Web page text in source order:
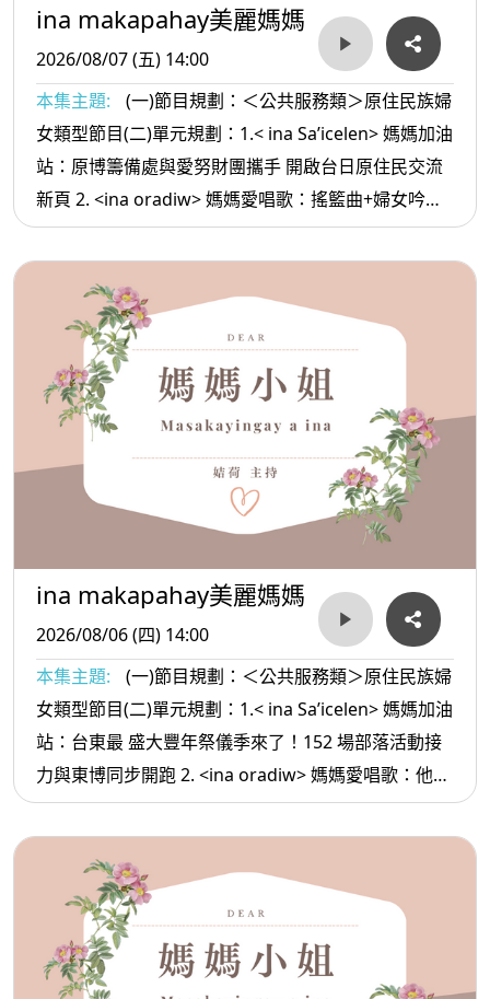
ina makapahay美麗媽媽
2026/08/07 (五) 14:00
本集主題:
(一)節目規劃：＜公共服務類＞原住民族婦
女類型節目(二)單元規劃：1.< ina Sa’icelen> 媽媽加油
站：原博籌備處與愛努財團攜手 開啟台日原住民交流
新頁 2. <ina oradiw> 媽媽愛唱歌：搖籃曲+婦女吟唱
3.< ina Masa’sa >媽媽放輕鬆:家裡 經濟主要的人爸爸
你辛苦了
ina makapahay美麗媽媽
2026/08/06 (四) 14:00
本集主題:
(一)節目規劃：＜公共服務類＞原住民族婦
女類型節目(二)單元規劃：1.< ina Sa’icelen> 媽媽加油
站：台東最 盛大豐年祭儀季來了！152 場部落活動接
力與東博同步開跑 2. <ina oradiw> 媽媽愛唱歌：他的
日子+勇敢 3.< ina Masa’sa >媽媽放輕鬆:情緒穩定的
方法